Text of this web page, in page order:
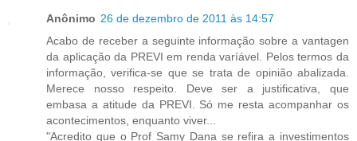
Anônimo 26 de dezembro de 2011 às 14:57
Acabo de receber a seguinte informação sobre a vantagen
da aplicação da PREVI em renda varíável. Pelos termos da
informação, verifica-se que se trata de opinião abalizada.
Merece nosso respeito. Deve ser a justificativa, que
embasa a atitude da PREVI. Só me resta acompanhar os
acontecimentos, enquanto viver...
"Acredito que o Prof Samy Dana se refira a investimentos